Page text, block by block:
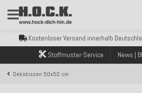
Kostenloser Versand innerhalb
Über 120.000 erfolgreich
Kostenloser Versand innerhalb
Über 120.000 erfolgreich
Sicher bezahlen mit Klarna,
Kostenloser Versand innerhalb
Stoffmuster-Service News |
Dekokissen 50x50 cm